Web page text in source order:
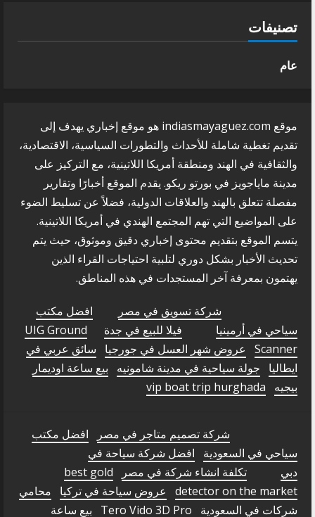
تصنيفات
عام
موقع indiasmayaguez.com هو موقع إخباري يهدف إلى
تقديم تغطية شاملة للأحداث والتطورات السياسية، الاقتصادية،
والثقافية في الهند ومنطقة أمريكا اللاتينية، مع التركيز على
مدينة ماياجويز في بورتو ريكو. يقدم الموقع أخبارًا وتقارير
مفصلة تتعلق بالهند والعلاقات الدولية، فضلاً عن تسليط الضوء
على المواضيع التي تهم المجتمع الهندي في أمريكا اللاتينية.
يتسم الموقع بتقديم محتوى إخباري دقيق وموثوق، حيث يتم
تحديث الأخبار بشكل دوري لتلبية احتياجات القراء الذين
يهتمون بمعرفة آخر المستجدات في هذه المناطق.
شركة تسويق في مصر
افضل مكتب
سياحي في أرمينيا
فيلا للبيع في جدة
UIG Ground
Scanner
عروض شهر العسل في جورجيا
سائق عربي في
ايطاليا
جولة سياحية في مدينة شامونيه
بيع ساعة اوديمار
بيجيه
vip boat trip hurghada
شركة تصميم متاجر في مصر
افضل مكتب
سياحي في السعودية
افضل شركة سياحة في
دبي
تكلفة انشاء شركة في مصر
best gold
detector on the market
عروض سياحة في تركيا
محامي
شركات في السعودية
Tero Vido 3D Pro بيع ساعة